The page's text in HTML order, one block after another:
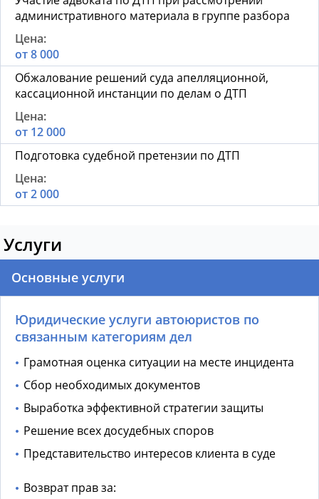
административного материала в группе разбора
от 8 000
Обжалование решений суда апелляционной,
кассационной инстанции по делам о ДТП
от 12 000
Подготовка судебной претензии по ДТП
от 2 000
Услуги
Основные услуги
Юридические услуги автоюристов по
связанным категориям дел
Грамотная оценка ситуации на месте инцидента
Сбор необходимых документов
Выработка эффективной стратегии защиты
Решение всех досудебных споров
Представительство интересов клиента в суде
Возврат прав за: